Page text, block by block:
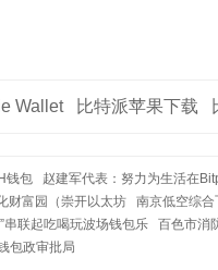
Wallet 比特派苹果下载
钱包
赵建军代表：努力为生活在
财富园（崇开以太坊
南京低空综合
串联起吃喝玩波场钱包乐
百色市消
包政审批局